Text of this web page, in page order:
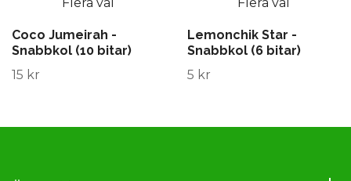
Coco Jumeirah -
Snabbkol (10 bitar)
15 kr
Lemonchik Star -
Snabbkol (6 bitar)
5 kr